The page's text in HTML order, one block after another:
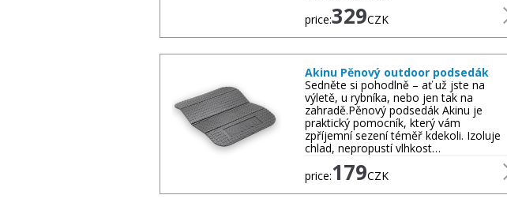
price:329CZK
Akinu Pěnový outdoor podsedák
Sedněte si pohodlně – ať už jste na
výletě, u rybníka, nebo jen tak na
zahradě.Pěnový podsedák Akinu je
praktický pomocník, který vám
zpříjemní sezení téměř kdekoli. Izoluje
chlad, nepropustí vlhkost…
price:179CZK